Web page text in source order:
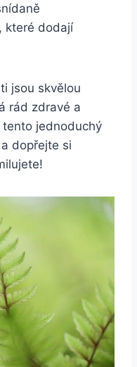
které dodají
jsou skvělou
rád zdravé a
jednoduchý
dopřejte si